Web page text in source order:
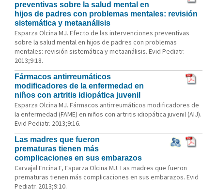
preventivas sobre la salud mental en
hijos de padres con problemas mentales: revisión
sistemática y metaanálisis
Esparza Olcina MJ. Efecto de las intervenciones preventivas
sobre la salud mental en hijos de padres con problemas
mentales: revisión sistemática y metaanálisis. Evid Pediatr.
2013;9:18.
Fármacos antirreumáticos
modificadores de la enfermedad en
niños con artritis idiopática juvenil
Esparza Olcina MJ. Fármacos antirreumáticos modificadores de
la enfermedad (FAME) en niños con artritis idiopática juvenil (AIJ).
Evid Pediatr. 2013;9:16.
Las madres que fueron
prematuras tienen más
complicaciones en sus embarazos
Carvajal Encina F, Esparza Olcina MJ. Las madres que fueron
prematuras tienen más complicaciones en sus embarazos. Evid
Pediatr. 2013;9:10.